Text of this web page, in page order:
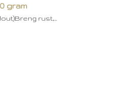
gram
rust,…